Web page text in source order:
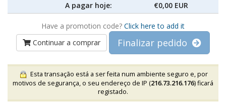
A pagar hoje:
€0,00 EUR
Have a promotion code? Click here to add it
Continuar a comprar
Finalizar pedido
Esta transação está a ser feita num ambiente seguro e, por
motivos de segurança, o seu endereço de IP (216.73.216.176) ficará
registado.